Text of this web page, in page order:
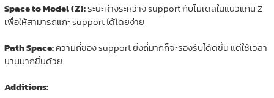
Space to Model (Z):ระยะห่างระหว่าง support กับโมเดลในแนวแกน Z
เพื่อให้สามารถแกะ support ได้โดยง่าย
Path Space:ความถี่ของ support ยิ่งถี่มากก็จะรองรับได้ดีขึ้น แต่ใช้เวลา
นานมากขึ้นด้วย
Additions: